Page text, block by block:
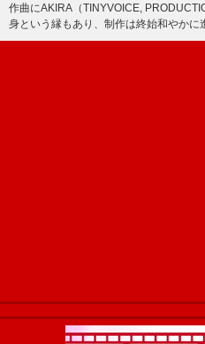
作曲にAKIRA（TINYVOICE,
身という縁もあり、制作は終始和やか